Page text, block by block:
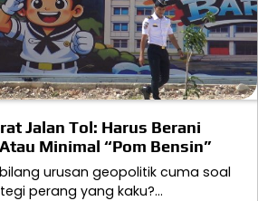
Jalan Tol: Harus Berani
Minimal “Pom Bensin”
urusan geopolitik cuma soal
perang yang kaku?…